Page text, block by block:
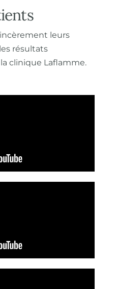
leurs
résultats
clinique Laflamme.